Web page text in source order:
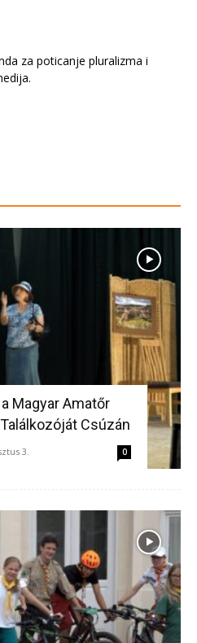
za poticanje pluralizma i
Magyar Amatőr
Csúzán
3. 0